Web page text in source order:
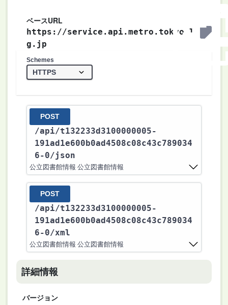
ベースURL
https://service.api.metro.tokyo.l
g.jp
Schemes
POST
/api/t132233d3100000005-
191ad1e600b0ad4508c08c43c789034
6-0/json
公立図書館情報 公立図書館情報
POST
/api/t132233d3100000005-
191ad1e600b0ad4508c08c43c789034
6-0/xml
公立図書館情報 公立図書館情報
詳細情報
バージョン